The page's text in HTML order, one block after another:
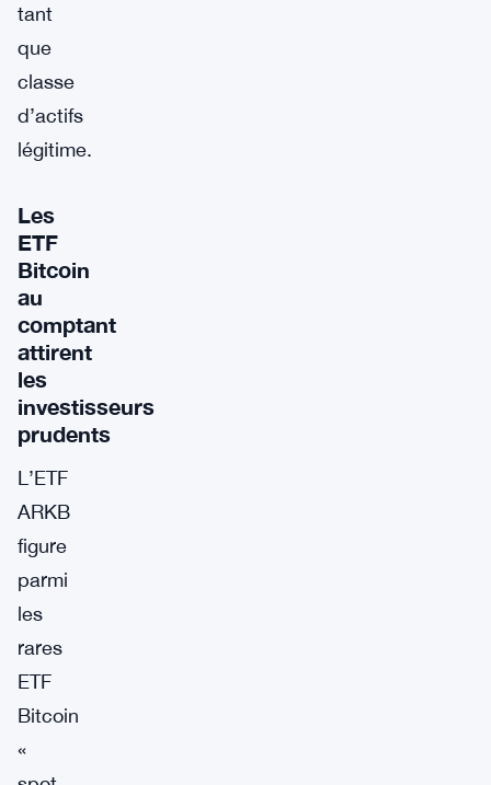
tant
que
classe
d’actifs
légitime.
Les
ETF
Bitcoin
au
comptant
attirent
les
investisseurs
prudents
L’ETF
ARKB
figure
parmi
les
rares
ETF
Bitcoin
«